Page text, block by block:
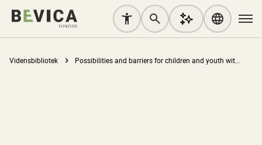
Vidensbibliotek Possibilities and barriers for children and youth with disabilities participating in sports